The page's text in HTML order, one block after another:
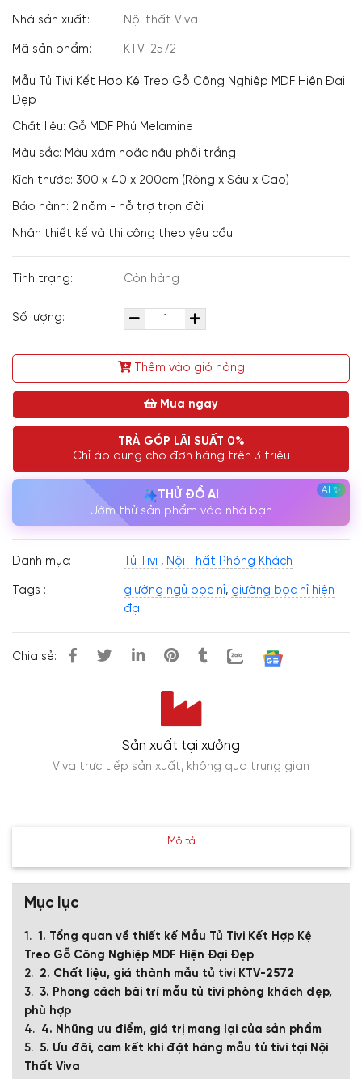
Nhà sản xuất: Nội thất Viva
Mã sản phẩm: KTV-2572
Mẫu Tủ Tivi Kết Hợp Kệ Treo Gỗ Công Nghiệp MDF Hiện Đại
Đẹp
Chất liệu: Gỗ MDF Phủ Melamine
Màu sắc: Màu xám hoặc nâu phối trắng
Kích thước: 300 x 40 x 200cm (Rộng x Sâu x Cao)
Bảo hành: 2 năm - hỗ trợ trọn đời
Nhận thiết kế và thi công theo yêu cầu
Tình trạng: Còn hàng
Số lượng:
Thêm vào giỏ hàng
Mua ngay
TRẢ GÓP LÃI SUẤT 0%
Chỉ áp dụng cho đơn hàng trên 3 triệu
THỬ ĐỒ AI
Ướm thử sản phẩm vào nhà bạn
Danh mục: Tủ Tivi , Nội Thất Phòng Khách
Tags : giường ngủ bọc nỉ, giường bọc nỉ hiện
đại
Chia sẻ:
Sản xuất tại xưởng
Viva trực tiếp sản xuất, không qua trung gian
Mô tả
Mục lục
1. Tổng quan về thiết kế Mẫu Tủ Tivi Kết Hợp Kệ
Treo Gỗ Công Nghiệp MDF Hiện Đại Đẹp
2. Chất liệu, giá thành mẫu tủ tivi KTV-2572
3. Phong cách bài trí mẫu tủ tivi phòng khách đẹp,
phù hợp
4. Những ưu điểm, giá trị mang lại của sản phẩm
5. Ưu đãi, cam kết khi đặt hàng mẫu tủ tivi tại Nội
Thất Viva